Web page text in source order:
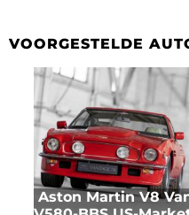
VOORGESTELDE
Aston Martin V8